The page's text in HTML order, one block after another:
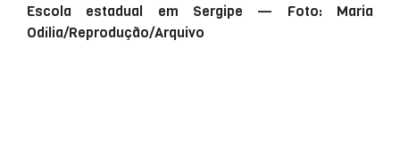
Escola estadual em Sergipe — Foto: Maria
Odília/Reprodução/Arquivo